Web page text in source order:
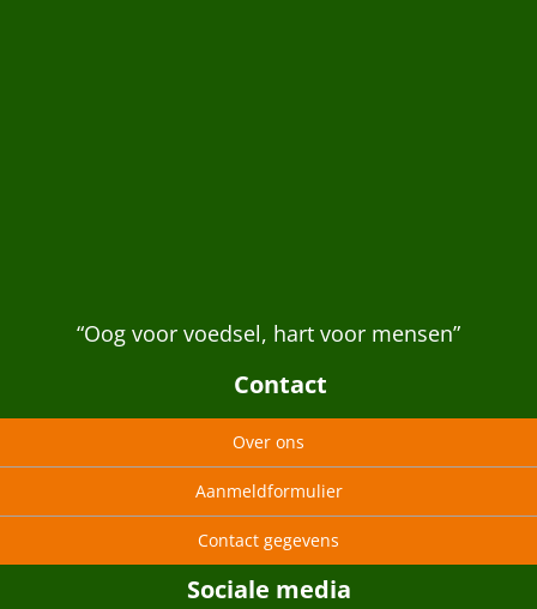
“Oog voor voedsel, hart voor mensen”
Contact
Over ons
Aanmeldformulier
Contact gegevens
Sociale media